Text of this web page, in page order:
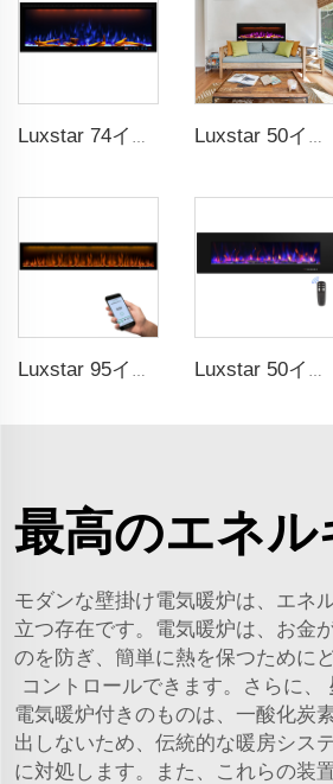
Luxstar 95インチ スマート人工ファイアプレイス オーバーヒート保護機能付き電気式ヒーター Luxstar 50インチ 高品質電気暖炉ヒーター 壁掛け式ヒーター 非埋め込み式 クリスタルログ 装飾的暖炉
最高のエネル
モダンな壁掛け電気暖炉は、エネ
立つ存在です。電気暖炉は、お金
のを防ぎ、簡単に熱を保つために
コントロールできます。さらに、
電気暖炉付きのものは、一酸化炭
出しないため、伝統的な暖房シス
に対処します。また、これらの装